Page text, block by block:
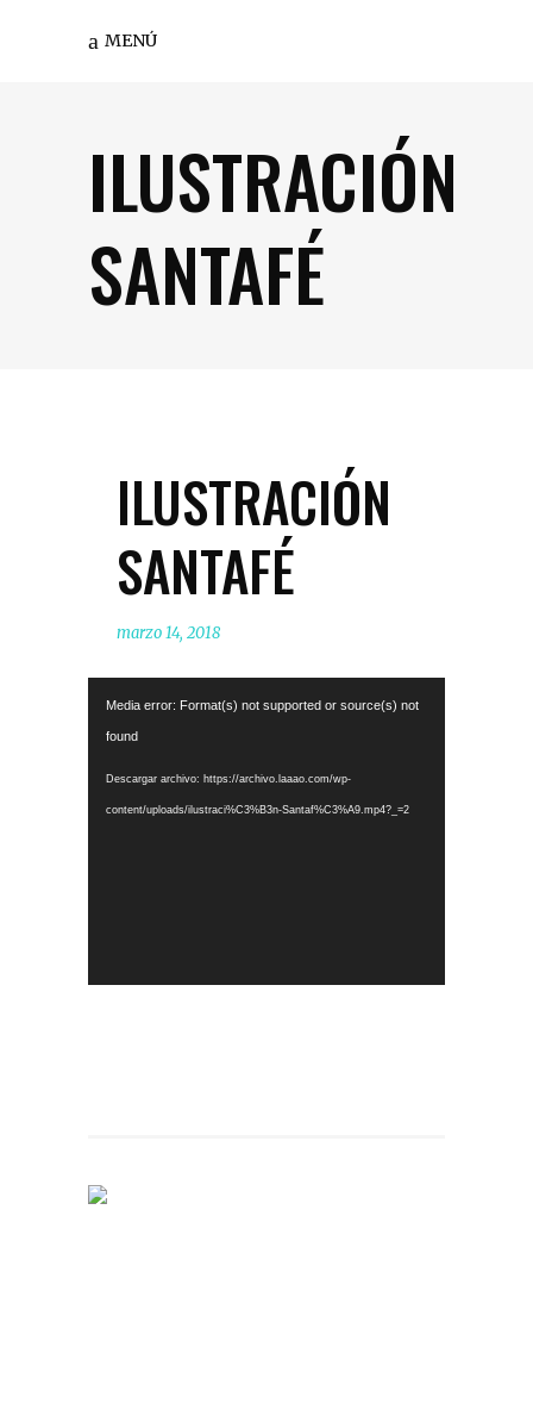
MENÚ
ILUSTRACIÓN
SANTAFÉ
ILUSTRACIÓN
SANTAFÉ
marzo 14, 2018
Media error: Format(s) not supported or source(s) not
found
Descargar archivo: https://archivo.laaao.com/wp-
content/uploads/ilustraci%C3%B3n-Santaf%C3%A9.mp4?_=2